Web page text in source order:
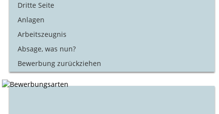
Dritte Seite
Anlagen
Arbeitszeugnis
Absage, was nun?
Bewerbung zurückziehen